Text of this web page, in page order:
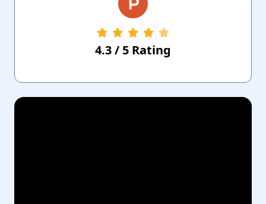
4.3/ 5 Rating